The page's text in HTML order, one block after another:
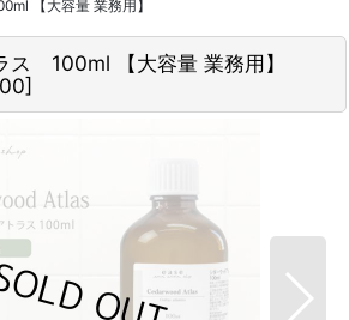
【大容量 業務用】
ス 100ml 【大容量 業務用】
]